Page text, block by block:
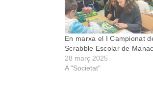
En marxa el I Campionat
Scrabble Escolar de
28 març 2025
A "Societat"